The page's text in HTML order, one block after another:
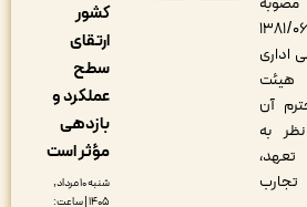
عملکرد و
بازدهی
مؤثر است
شنبه ۱۰ مرداد,
۱۴۰۵ | ساعت: